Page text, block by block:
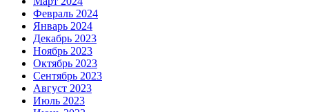
Февраль 2024
Январь 2024
Декабрь 2023
Ноябрь 2023
Октябрь 2023
Сентябрь 2023
Август 2023
Июль 2023